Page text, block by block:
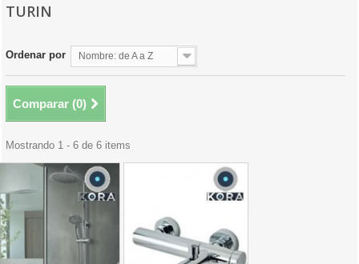
TURIN
Ordenar por Nombre: de A a Z
Comparar (0)
Mostrando 1 - 6 de 6 items